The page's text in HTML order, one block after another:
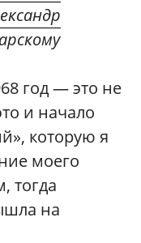
год — это не
и начало
которую я
моего
тогда
на